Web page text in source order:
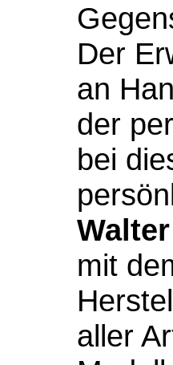
Der
an
der
bei
mit
aller